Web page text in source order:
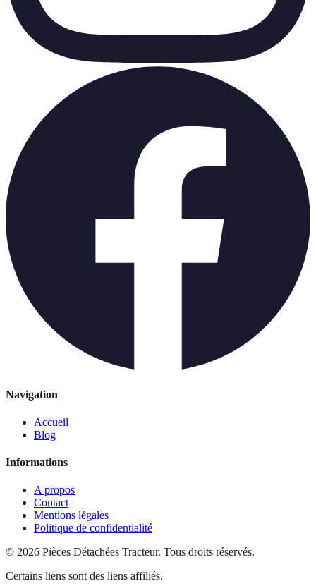
Navigation
Accueil
Blog
Informations
A propos
Contact
Mentions légales
Politique de confidentialité
© 2026 Pièces Détachées Tracteur. Tous droits réservés.
Certains liens sont des liens affiliés.